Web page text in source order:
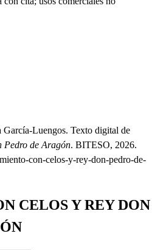
Luengos. Texto digital de
Pedro de Aragón. BITESO, 2026.
con-celos-y-rey-don-pedro-de-
CELOS Y REY DON